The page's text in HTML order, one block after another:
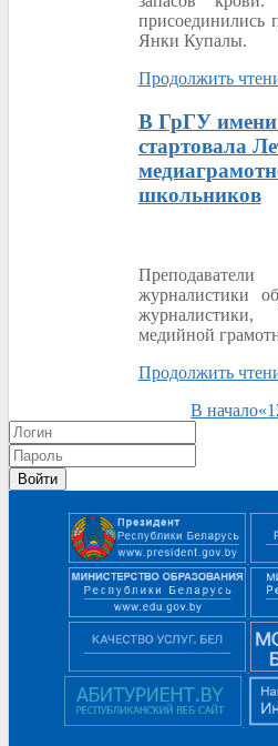
присоединились
Янки Купалы.
Продолжить
В ГрГУ
стартовала
школьников
журналистики
медийной
Продолжить
В начало«1
Войти